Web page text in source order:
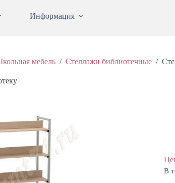
Информация
мебель / Стеллажи библиотечные /
В